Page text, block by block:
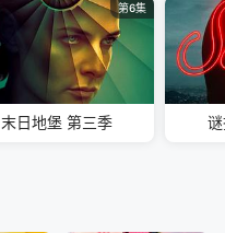
第6集
末日地堡 第三季